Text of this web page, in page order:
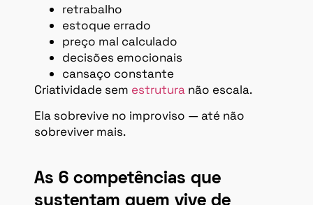
retrabalho
estoque errado
preço mal calculado
decisões emocionais
cansaço constante
Criatividade sem estrutura não escala.
Ela sobrevive no improviso — até não
sobreviver mais.
As 6 competências que
sustentam quem vive de